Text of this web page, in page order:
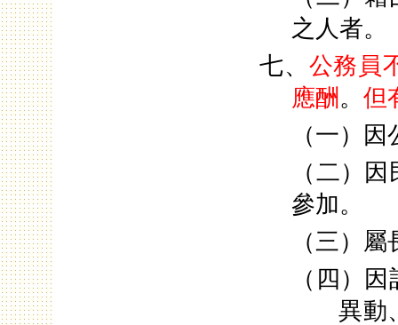
之人者。
七、 公務員
應酬 。 但
（一）
（二）
參加。
（三）
（四）
異動